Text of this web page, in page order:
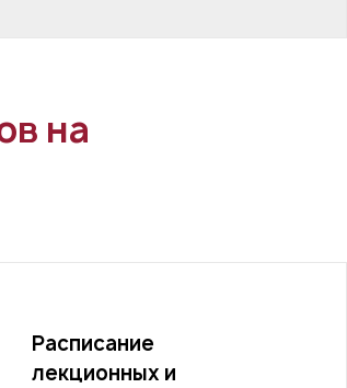
на
Расписание
лекционных и